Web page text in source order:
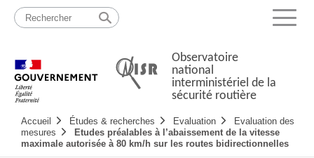
Passer
contenu
Menu
Observatoire
national
interministériel de la
sécurité routière
principale
Accueil Études & recherches Evaluation
Evaluation des
mesures
Etudes préalables à l’abaissement de la vitesse
maximale autorisée à 80 km/h sur les routes bidirectionnelles